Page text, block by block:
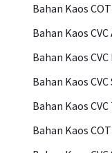
Bahan Kaos
Bahan Kaos CVC
Bahan Kaos CVC
Bahan Kaos CVC
Bahan Kaos
Bahan Kaos